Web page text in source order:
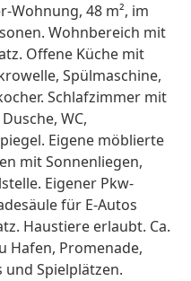
Wohnung, 48 m², im
Wohnbereich mit
Offene Küche mit
Spülmaschine,
Schlafzimmer mit
WC,
Eigene möblierte
mit Sonnenliegen,
Eigener Pkw-
für E-Autos
Haustiere erlaubt. Ca.
Hafen, Promenade,
und Spielplätzen.